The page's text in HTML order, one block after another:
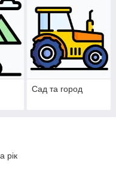
Сад та город
рік